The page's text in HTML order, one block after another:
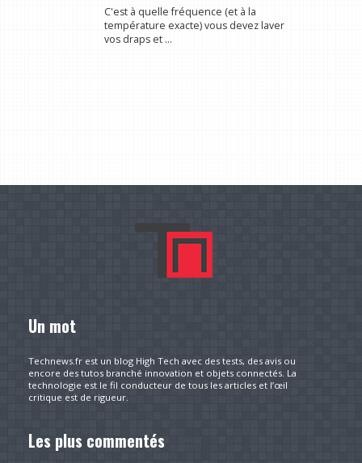
C'est à quelle fréquence (et à la
température exacte) vous devez laver
vos draps et ...
Un mot
Technews.fr est un blog High Tech avec des tests, des avis ou
encore des tutos branché innovation et objets connectés. La
technologie est le fil conducteur de tous les articles et l’œil
critique est de rigueur.
Les plus commentés